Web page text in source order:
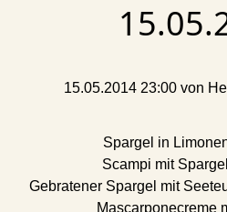
15.05.2014 23:00von
Spargel in
Scampi mit
Gebratener Spargel mit
Mascarponecreme